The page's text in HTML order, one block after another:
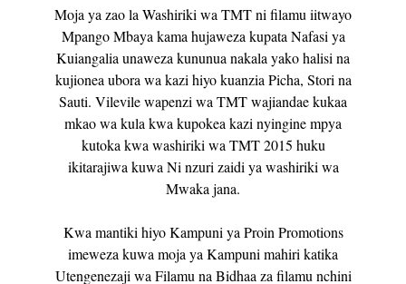
Moja ya zao la Washiriki wa TMT ni filamu iitwayo
Mpango Mbaya kama hujaweza kupata Nafasi ya
Kuiangalia unaweza kununua nakala yako halisi na
kujionea ubora wa kazi hiyo kuanzia Picha, Stori na
Sauti. Vilevile wapenzi wa TMT wajiandae kukaa
mkao wa kula kwa kupokea kazi nyingine mpya
kutoka kwa washiriki wa TMT 2015 huku
ikitarajiwa kuwa Ni nzuri zaidi ya washiriki wa
Mwaka jana.
Kwa mantiki hiyo Kampuni ya Proin Promotions
imeweza kuwa moja ya Kampuni mahiri katika
Utengenezaji wa Filamu na Bidhaa za filamu nchini